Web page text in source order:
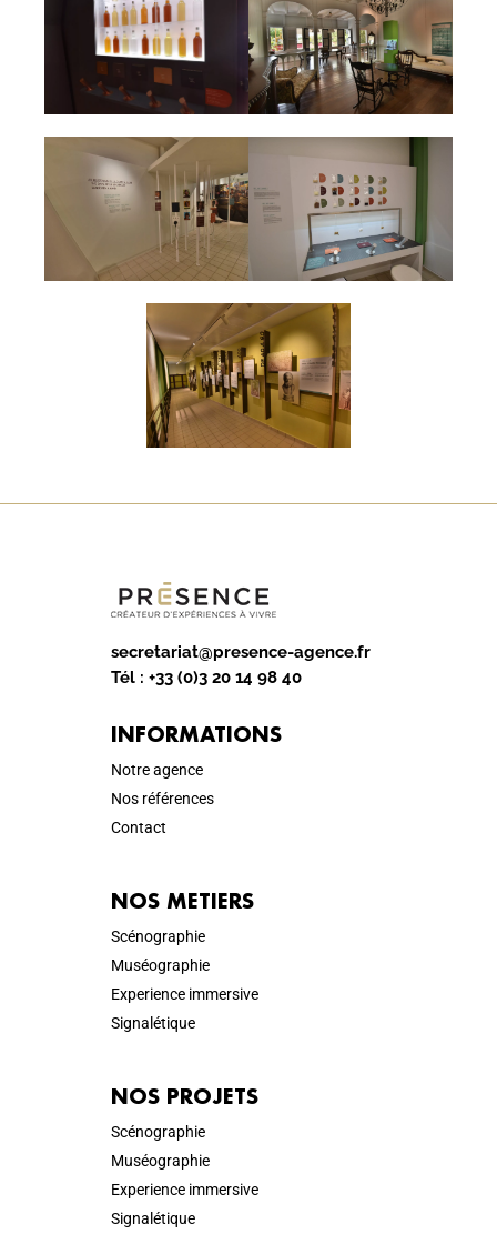
secretariat@presence-agence.fr
Tél : +33 (0)3 20 14 98 40
INFORMATIONS
Notre agence
Nos références
Contact
NOS METIERS
Scénographie
Muséographie
Experience immersive
Signalétique
NOS PROJETS
Scénographie
Muséographie
Experience immersive
Signalétique